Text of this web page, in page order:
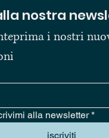
nostra
i nostri
alla newsletter *
iscriviti